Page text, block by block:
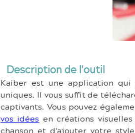
Description de l'outil
Kaiber est une application qui
uniques. Il vous suffit de
captivants. Vous pouvez
vos idées en créations